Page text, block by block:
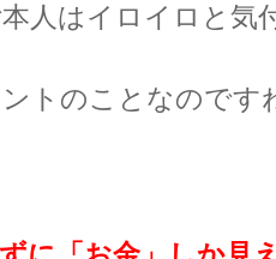
人はイロイロと気
トのことなのです